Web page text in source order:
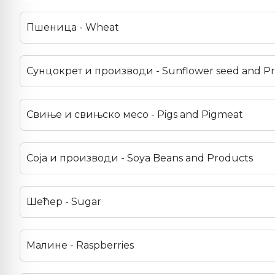
Пшеница - Wheat
Сунцокрет и производи - Sunflower seed and
Свиње и свињско месо - Pigs and Pigmeat
Соја и производи - Soya Beans and Products
Шећер - Sugar
Малине - Raspberries